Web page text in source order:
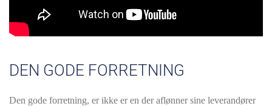
DEN GODE FORRETNING
Den gode forretning, er ikke er en der aflønner sine leverandører